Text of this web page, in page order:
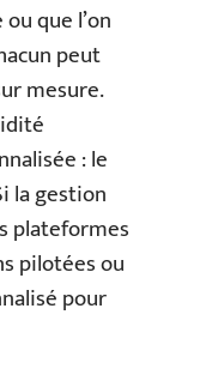
que l’on
peut
mesure.
: le
la gestion
plateformes
pilotées ou
pour